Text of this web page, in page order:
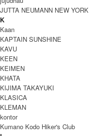
DETAIL
Coordinate Item
ブランド紹介
Veritecoeur
JUTTA NEUMANN NEW YORK
K
Kaan
KAPTAIN SUNSHINE
KAVU
KEEN
KEIMEN
KHATA
KIJIMA TAKAYUKI
KLASICA
KLEMAN
kontor
Kumano Kodo Hiker's Club